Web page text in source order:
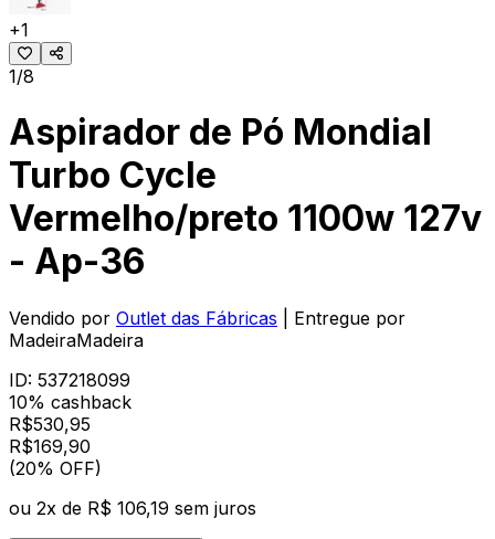
+1
1/8
Aspirador de Pó Mondial
Turbo Cycle
Vermelho/preto 1100w 127v
- Ap-36
Vendido por Outlet das Fábricas
| Entregue por
MadeiraMadeira
ID: 537218099
10% cashback
R$530,95
R$169,90
(20% OFF)
ou 2x de R$ 106,19 sem juros